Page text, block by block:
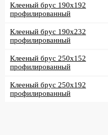
Клееный брус 190x192
профилированный
Клееный брус 190x232
профилированный
Клееный брус 250x152
профилированный
Клееный брус 250x192
профилированный